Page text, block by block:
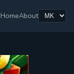
HomeAbout